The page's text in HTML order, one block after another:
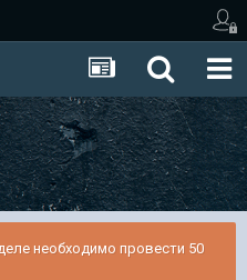
необходимо провести 50